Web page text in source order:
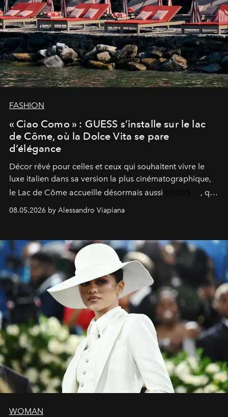
FASHION
« Ciao Como » : GUESS s’installe sur le lac
de Côme, où la Dolce Vita se pare
d’élégance
Décor rêvé pour celles et ceux qui souhaitent vivre le
luxe italien dans sa version la plus cinématographique,
le Lac de Côme accueille désormais aussi
, qui
signe un takeover entre boutiques, hôtels, bateaux et
fragrances. L’une des opérations de style les plus
08.05.2026 by Alessandro Viapiana
WOMAN